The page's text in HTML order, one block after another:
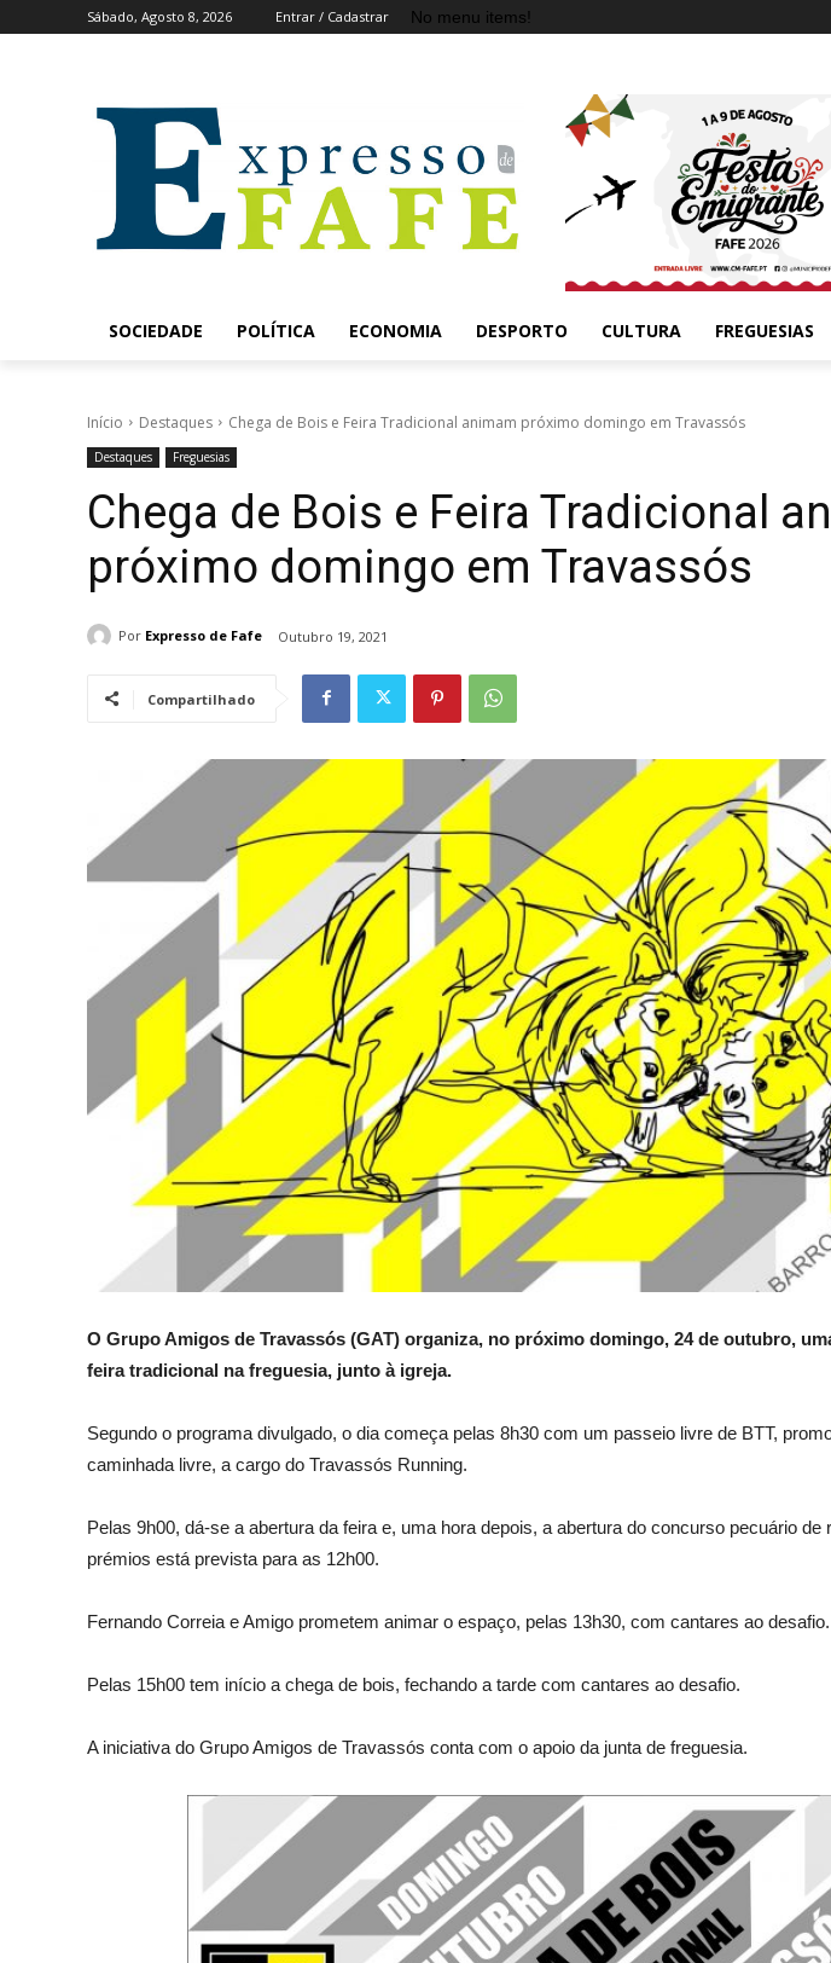
Sábado, Agosto 8, 2026 Entrar / Cadastrar No menu items!
SOCIEDADE POLÍTICA ECONOMIA DESPORTO CULTURA FREGUESIAS
Início Destaques Chega de Bois e Feira Tradicional animam próximo domingo em Travassós
Destaques Freguesias
Chega de Bois e Feira Tradicional
próximo domingo em Travassós
Por Expresso de Fafe Outubro 19, 2021
Compartilhado
O Grupo Amigos de Travassós (GAT) organiza, no próximo domingo, 24 de outubro,
feira tradicional na freguesia, junto à igreja.
Segundo o programa divulgado, o dia começa pelas 8h30 com um passeio livre de BTT,
caminhada livre, a cargo do Travassós Running.
Pelas 9h00, dá-se a abertura da feira e, uma hora depois, a abertura do concurso pecuário de
prémios está prevista para as 12h00.
Fernando Correia e Amigo prometem animar o espaço, pelas 13h30, com cantares ao desafio.
Pelas 15h00 tem início a chega de bois, fechando a tarde com cantares ao desafio.
A iniciativa do Grupo Amigos de Travassós conta com o apoio da junta de freguesia.